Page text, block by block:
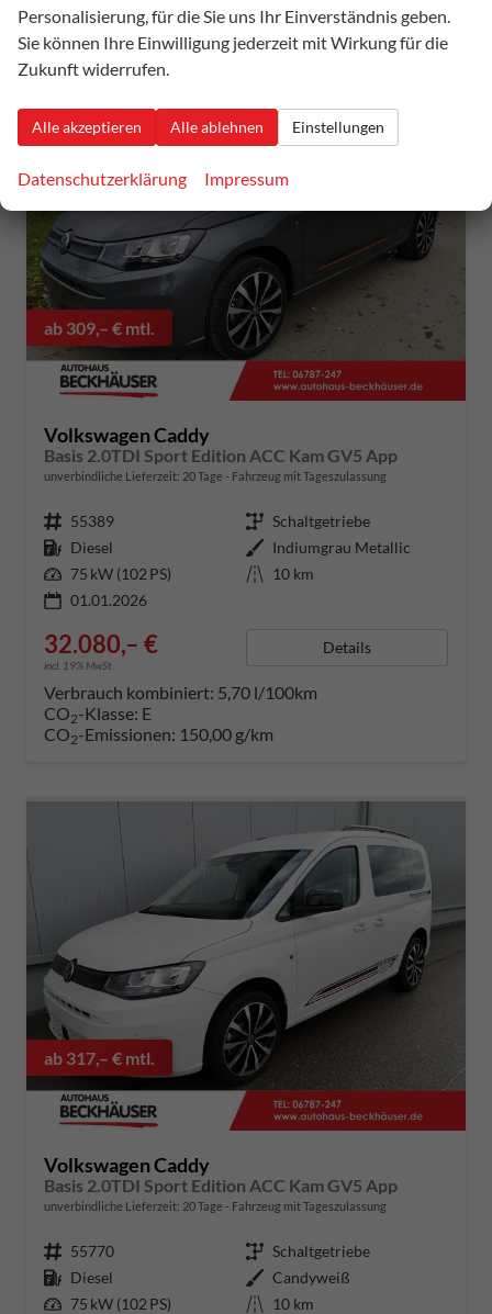
ab 309,– € mtl.
Volkswagen Caddy
Basis 2.0TDI Sport Edition ACC Kam GV5 App
unverbindliche Lieferzeit: 20 Tage Fahrzeug mit Tageszulassung
Fahrzeugnummer 55389 Getriebe Schaltgetriebe
Kraftstoff Diesel Außenfarbe Indiumgrau Metallic
Leistung 75 kW (102 PS) Kilometerstand 10 km
01.01.2026
32.080,– €
incl. 19% MwSt.
Details
Verbrauch kombiniert: 5,70 l/100km
CO2-Klasse: E
CO2-Emissionen: 150,00 g/km
ab 317,– € mtl.
Volkswagen Caddy
Basis 2.0TDI Sport Edition ACC Kam GV5 App
unverbindliche Lieferzeit: 20 Tage Fahrzeug mit Tageszulassung
Fahrzeugnummer 55770 Getriebe Schaltgetriebe
Kraftstoff Diesel Außenfarbe Candyweiß
Leistung 75 kW (102 PS) Kilometerstand 10 km
Personalisierung, für die Sie uns Ihr Einverständnis geben.
Sie können Ihre Einwilligung jederzeit mit Wirkung für die
Zukunft widerrufen.
Alle akzeptieren Alle ablehnen Einstellungen
Datenschutzerklärung Impressum